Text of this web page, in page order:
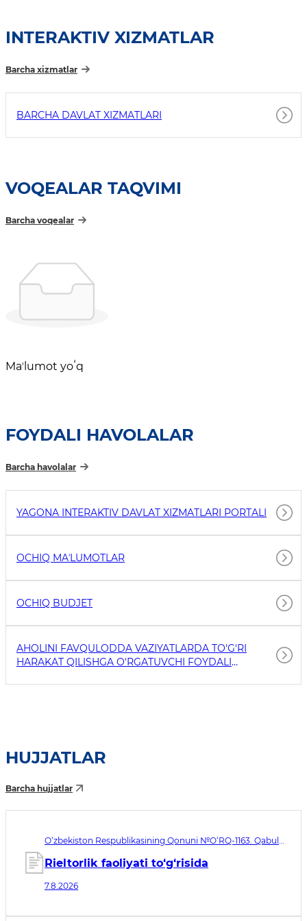
INTERAKTIV XIZMATLAR
Barcha xizmatlar
BARCHA DAVLAT XIZMATLARI
VOQEALAR TAQVIMI
Barcha voqealar
Maʼlumot yoʻq
FOYDALI HAVOLALAR
Barcha havolalar
YAGONA INTERAKTIV DAVLAT XIZMATLARI PORTALI
OCHIQ MAʼLUMOTLAR
OCHIQ BUDJET
AHOLINI FAVQULODDA VAZIYATLARDA TO'G'RI
HARAKAT QILISHGA O'RGATUVCHI FOYDALI
HUJJATLAR
Barcha hujjatlar
O‘zbekiston Respublikasining Qonuni №O‘RQ-1163. Qabul
Rieltorlik faoliyati to‘g‘risida
7.8.2026